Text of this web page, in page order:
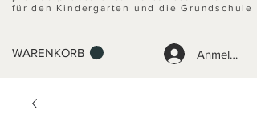
für den Kindergarten und die Grundschule
WARENKORB Anmelden